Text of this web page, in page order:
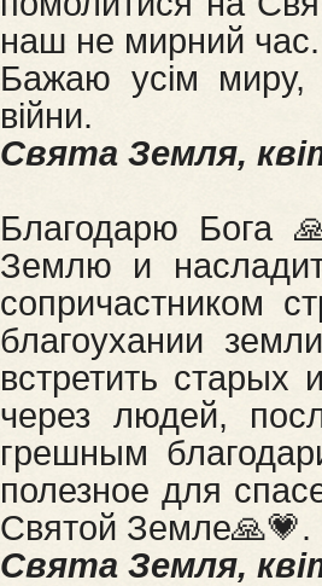
наш не мирний час.
Бажаю усім миру,
війни.
Свята Земля,
Благодарю Бога
Землю и
сопричастником
благоухании
встретить старых
через людей,
грешным
полезное для
Святой Земле🙏💗.
Свята Земля,